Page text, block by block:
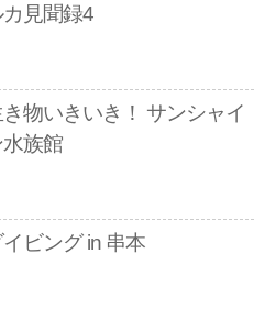
カ見聞録4
物いきいき！ サンシャイ
水族館
イビング in 串本